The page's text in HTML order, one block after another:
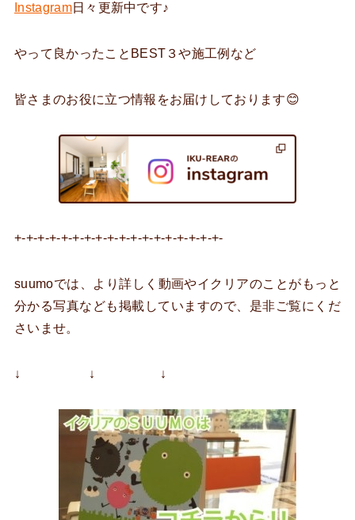
Instagram日々更新中です♪
やって良かったことBEST３や施工例など
皆さまのお役に立つ情報をお届けしております😊
+-+-+-+-+-+-+-+-+-+-+-+-+-+-+-+-+-+-
suumoでは、より詳しく動画やイクリアのことがもっと
分かる写真なども掲載していますので、是非ご覧にくだ
さいませ。
↓ ↓ ↓